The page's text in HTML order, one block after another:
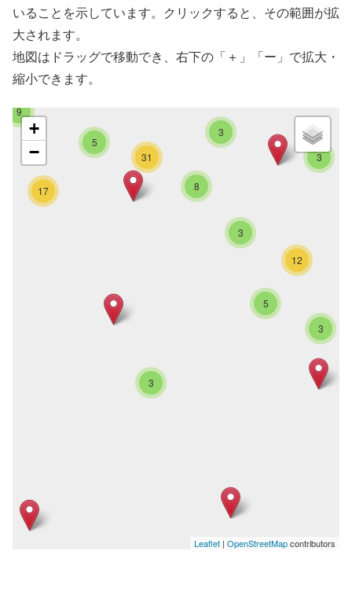
いることを示しています。クリックすると、その範囲が拡
大されます。
地図はドラッグで移動でき、右下の「＋」「ー」で拡大・
縮小できます。
3
3
8
5
12
5
3
9
3
3
31
17
+
−
Leaflet | OpenStreetMapcontributors